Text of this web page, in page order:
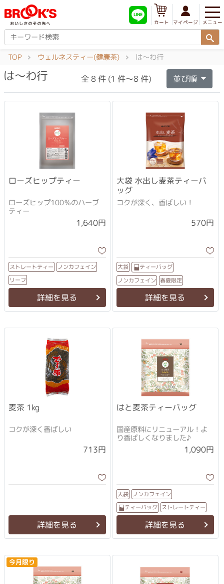
メニュー
マイページ
カート
TOP ウェルネスティー(健康茶) は〜わ行
は〜わ行 全 8 件 (1 件～8 件) 並び順
ローズヒップティー
ローズヒップ100％のハーブ
ティー
1,640円
ストレートティー ノンカフェイン
リーフ
詳細を見る
大袋 水出し麦茶ティーバ
ッグ
コクが深く、香ばしい！
570円
大袋 ティーバッグ
ノンカフェイン 春夏限定
詳細を見る
麦茶 1kg
コクが深く香ばしい
713円
詳細を見る
はと麦茶ティーバッグ
国産原料にリニューアル！よ
り香ばしくなりました♪
1,090円
大袋 ノンカフェイン
ティーバッグ ストレートティー
詳細を見る
今月限り